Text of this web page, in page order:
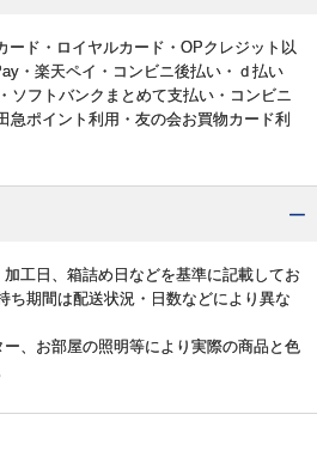
ード・ロイヤルカード・OPクレジット以
・楽天ペイ・コンビニ後払い・ｄ払い
ソフトバンクまとめて支払い・コンビニ
急ポイント利用・友の会お買物カード利
工日、箱詰め日などを基準に記載してお
ち期間は配送状況・日数などにより異な
、お部屋の照明等により実際の商品と色